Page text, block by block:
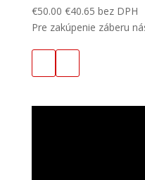
€50.00 €40.65 bez DPH
Pre zakúpenie záberu